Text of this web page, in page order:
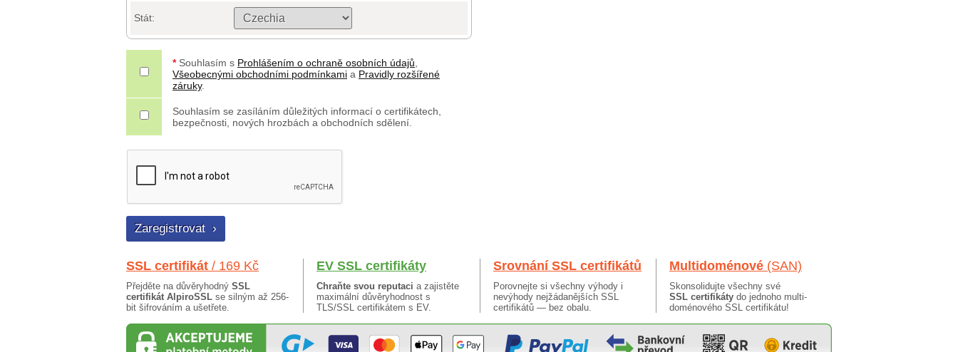
Stát:
* Souhlasím s Prohlášením o ochraně osobních údajů
Všeobecnými obchodními podmínkami a Pravidly rozšířené
záruky.
Souhlasím se zasíláním důležitých informací o certifikátech,
bezpečnosti, nových hrozbách a obchodních sdělení.
SSL certifikát / 169 Kč
Přejděte na důvěryhodný SSL
certifikát AlpiroSSL se silným až 256-
bit šifrováním a ušetřete.
EV SSL certifikáty
Chraňte svou reputaci a zajistěte
maximální důvěryhodnost s
TLS/SSL certifikátem s EV.
Srovnání SSL certifikátů
Porovnejte si všechny výhody i
nevýhody nejžádanějších SSL
certifikátů — bez obalu.
Multidoménové (SAN)
Skonsolidujte všechny své
SSL certifikáty do jednoho multi-
doménového SSL certifikátu!